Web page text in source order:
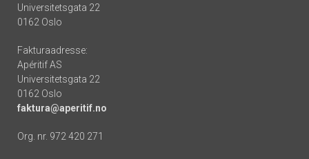
Universitetsgata 22
0162 Oslo
Fakturaadresse:
Apéritif AS
Universitetsgata 22
0162 Oslo
faktura@aperitif.no
Org. nr. 972 420 271